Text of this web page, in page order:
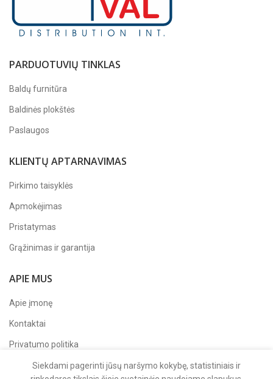
PARDUOTUVIŲ TINKLAS
Baldų furnitūra
Baldinės plokštės
Paslaugos
KLIENTŲ APTARNAVIMAS
Pirkimo taisyklės
Apmokėjimas
Pristatymas
Grąžinimas ir garantija
APIE MUS
Apie įmonę
Kontaktai
Privatumo politika
Sekite musFacebook'e
Siekdami pagerinti jūsų naršymo kokybę, statistiniais ir